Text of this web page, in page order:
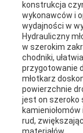
konstrukcja
wykonawców i
wydajności w
Hydrauliczny
w szerokim
chodniki,
przygotowanie
młotkarz
powierzchnie
jest on szeroko
rud,